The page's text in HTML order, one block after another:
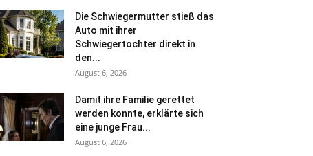
Die Schwiegermutter stieß das
Auto mit ihrer
Schwiegertochter direkt in
den...
August 6, 2026
Damit ihre Familie gerettet
werden konnte, erklärte sich
eine junge Frau...
August 6, 2026